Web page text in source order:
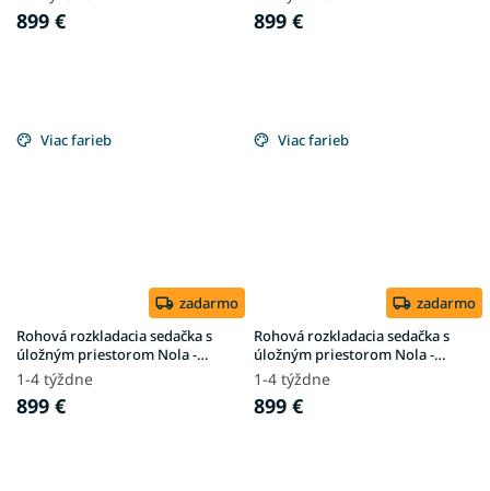
899 € 899 €
Viac farieb
zadarmo
Rohová rozkladacia sedačka s
úložným priestorom Nola -
krémová
1-4 týždne
899 €
Viac farieb
zadarmo
Rohová rozkladacia sedačka s
úložným priestorom Nola -
čokoládová
1-4 týždne
899 €